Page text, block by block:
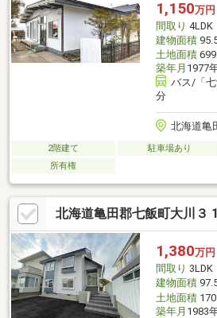
1,150万円
間取り 4LDK
建物面積
土地面積
築年月 1977
バス/「
分
北海道亀
2階建て 駐車場あり
所有権
北海道亀田郡七飯町大川３
1,380万円
間取り 3LDK
建物面積
土地面積
築年月 1983